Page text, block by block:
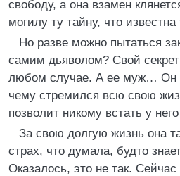
свободу, а она взамен
могилу ту тайну, что
Но разве можно пытаться
самим дьяволом? Свой
любом случае. А ее муж… Он
чему стремился всю свою
позволит никому встать у
За свою долгую жизнь она
страх, что думала, будто
Оказалось, это не так.